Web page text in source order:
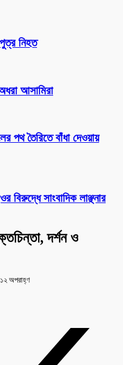
নিহত
আসামিরা
পথ তৈরিতে বাঁধা দেওয়ায়
বিরুদ্ধে সাংবাদিক লাঞ্ছনার
দর্শন ও
অপরাহ্ণ